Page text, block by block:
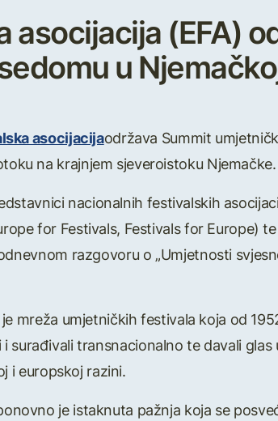
asocijacija (EFA)
u
asocijacijaodržava Summit
na krajnjem sjeveroistoku Njemačke.
nacionalnih festivalskih
for Festivals, Festivals for Europe) te
razgovoru o „Umjetnosti
mreža umjetničkih festivala koja od
surađivali transnacionalno te davali
i europskoj razini.
je istaknuta pažnja koja se